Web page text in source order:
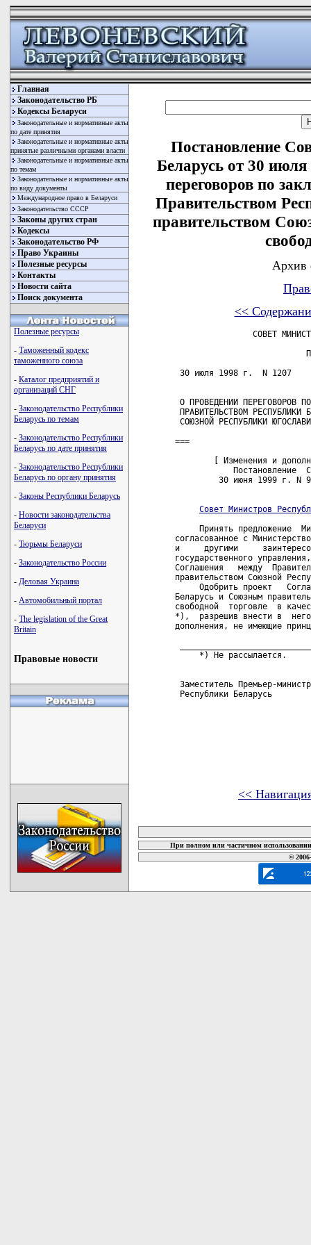
Главная
Законодательство РБ
Кодексы Беларуси
Законодательные и нормативные акты
по дате принятия
Законодательные и нормативные акты
принятые различными органами власти
Законодательные и нормативные акты
по темам
Законодательные и нормативные акты
по виду документы
Международное право в Беларуси
Законодательство СССР
Законы других стран
Кодексы
Законодательство РФ
Право Украины
Полезные ресурсы
Контакты
Новости сайта
Поиск документа
Полезные ресурсы
- Таможенный кодекс
таможенного союза
- Каталог предприятий и
организаций СНГ
- Законодательство Республики
Беларусь по темам
- Законодательство Республики
Беларусь по дате принятия
- Законодательство Республики
Беларусь по органу принятия
- Законы Республики Беларусь
- Новости законодательства
Беларуси
- Тюрьмы Беларуси
- Законодательство России
- Деловая Украина
- Автомобильный портал
- The legislation of the Great
Britain
Правовые новости
Постановление
Беларусь от 30
переговоров по
Правительством
правительством
Архив
<<
СОВЕТ
30 июля 1998 г.  N
О ПРОВЕДЕНИИ ПЕРЕГОВОРОВ
ПРАВИТЕЛЬСТВОМ РЕСПУБЛИКИ
СОЮЗНОЙ РЕСПУБЛИКИ
===
[ Изменения и
Постановление
30 июня 1999 г. N
Совет Министров
Принять предложение
согласованное с
и     другими
государственного
Соглашения   между
правительством Союзной
Одобрить проект
Беларусь и Союзным
свободной  торговле  в
*),  разрешив внести в
дополнения, не имеющие
     *) Не рассылается.
Заместитель Премьер-
Республики
<<
При полном или частичном
©